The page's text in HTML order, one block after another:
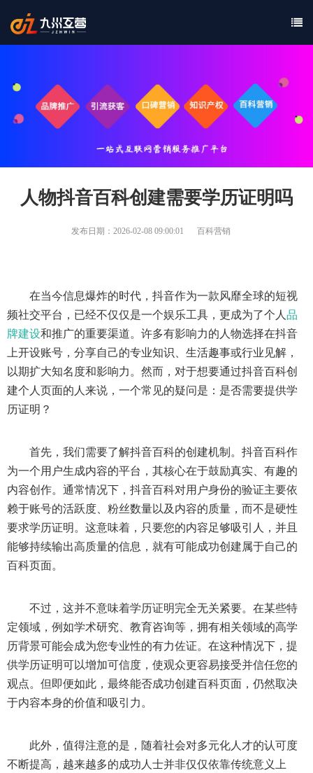
人物抖音百科创建需要学历证明吗
发布日期：2026-02-08 09:00:01 百科营销
在当今信息爆炸的时代，抖音作为一款风靡全球的短视
频社交平台，已经不仅仅是一个娱乐工具，更成为了个人 品
牌建设和推广的重要渠道。许多有影响力的人物选择在抖音
上开设账号，分享自己的专业知识、生活趣事或行业见解，
以期扩大知名度和影响力。然而，对于想要通过抖音百科创
建个人页面的人来说，一个常见的疑问是：是否需要提供学
历证明？
首先，我们需要了解抖音百科的创建机制。抖音百科作
为一个用户生成内容的平台，其核心在于鼓励真实、有趣的
内容创作。通常情况下，抖音百科对用户身份的验证主要依
赖于账号的活跃度、粉丝数量以及内容的质量，而不是硬性
要求学历证明。这意味着，只要您的内容足够吸引人，并且
能够持续输出高质量的信息，就有可能成功创建属于自己的
百科页面。
不过，这并不意味着学历证明完全无关紧要。在某些特
定领域，例如学术研究、教育咨询等，拥有相关领域的高学
历背景可能会成为您专业性的有力佐证。在这种情况下，提
供学历证明可以增加可信度，使观众更容易接受并信任您的
观点。但即便如此，最终能否成功创建百科页面，仍然取决
于内容本身的价值和吸引力。
此外，值得注意的是，随着社会对多元化人才的认可度
不断提高，越来越多的成功人士并非仅仅依靠传统意义上